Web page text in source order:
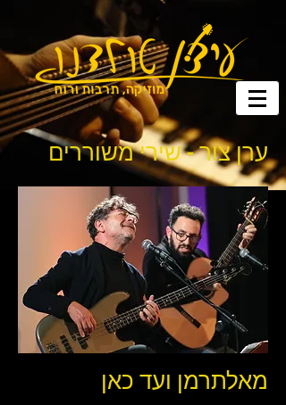
ערן צור - שירי משוררים
מאלתרמן ועד כאן